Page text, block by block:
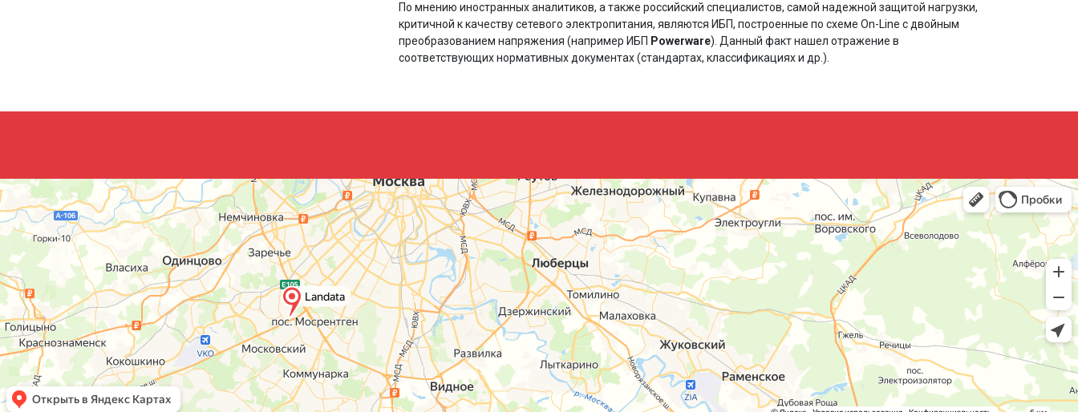
По мнению иностранных аналитиков, а также российский специалистов, самой надежной защитой нагрузки,
критичной к качеству сетевого электропитания, являются ИБП, построенные по схеме On-Line с двойным
преобразованием напряжения (например ИБП Powerware). Данный факт нашел отражение в
соответствующих нормативных документах (стандартах, классификациях и др.).